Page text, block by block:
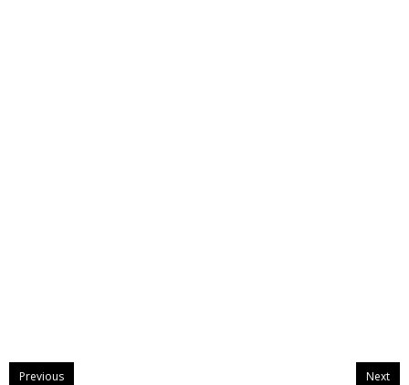
Previous Next